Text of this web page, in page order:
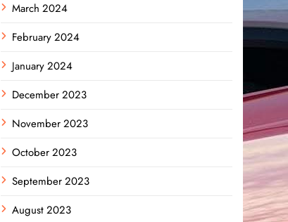
March 2024
February 2024
January 2024
December 2023
November 2023
October 2023
September 2023
August 2023